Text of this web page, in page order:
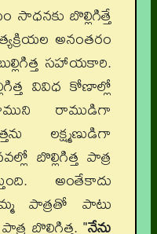
బొల్లిగిత్తే
అనంతరం
సహాయకారి.
వివిధ కోణాల్లో
రాముడిగా
లక్ష్మణుడిగా
బొల్లిగిత్త పాత్ర
అంతేకాదు
పాత్రతో పాటు
బొల్లిగిత్త. "నేను